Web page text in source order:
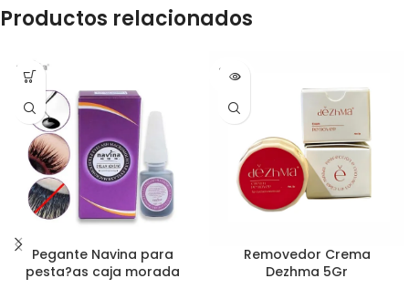
Productos relacionados
Pegante Navina para
pesta?as caja morada
SOLD
OUT
Removedor Crema
Dezhma 5Gr